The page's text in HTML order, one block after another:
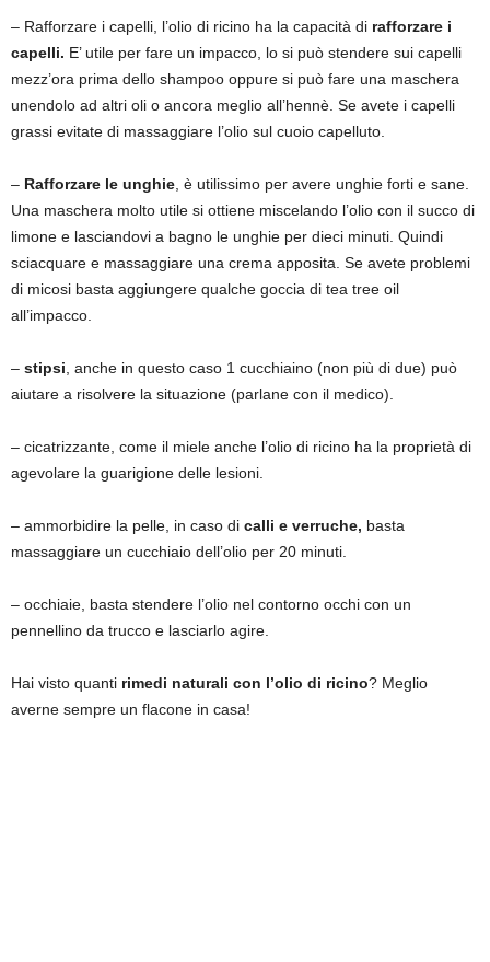
– Rafforzare i capelli, l’olio di ricino ha la capacità di rafforzare i
capelli. E’ utile per fare un impacco, lo si può stendere sui capelli
mezz’ora prima dello shampoo oppure si può fare una maschera
unendolo ad altri oli o ancora meglio all’hennè. Se avete i capelli
grassi evitate di massaggiare l’olio sul cuoio capelluto.
– Rafforzare le unghie , è utilissimo per avere unghie forti e sane.
Una maschera molto utile si ottiene miscelando l’olio con il succo di
limone e lasciandovi a bagno le unghie per dieci minuti. Quindi
sciacquare e massaggiare una crema apposita. Se avete problemi
di micosi basta aggiungere qualche goccia di tea tree oil
all’impacco.
– stipsi , anche in questo caso 1 cucchiaino (non più di due) può
aiutare a risolvere la situazione (parlane con il medico).
– cicatrizzante, come il miele anche l’olio di ricino ha la proprietà di
agevolare la guarigione delle lesioni.
– ammorbidire la pelle, in caso di calli e verruche, basta
massaggiare un cucchiaio dell’olio per 20 minuti.
– occhiaie, basta stendere l’olio nel contorno occhi con un
pennellino da trucco e lasciarlo agire.
Hai visto quanti rimedi naturali con l’olio di ricino? Meglio
averne sempre un flacone in casa!